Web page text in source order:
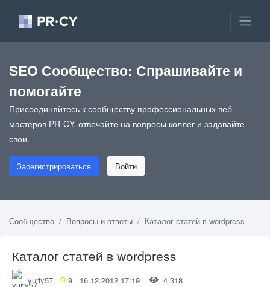
SEO Сообщество: Спрашивайте и
помогайте
Присоединяйтесь к сообществу профессиональных веб-
мастеров PR-CY, отвечайте на вопросы коллег и задавайте
свои.
Зарегистрироваться Войти
Сообщество Вопросы и ответы Каталог статей в wordpress
Каталог статей в wordpress
yuriy57 9 16.12.2012 17:19 4 318